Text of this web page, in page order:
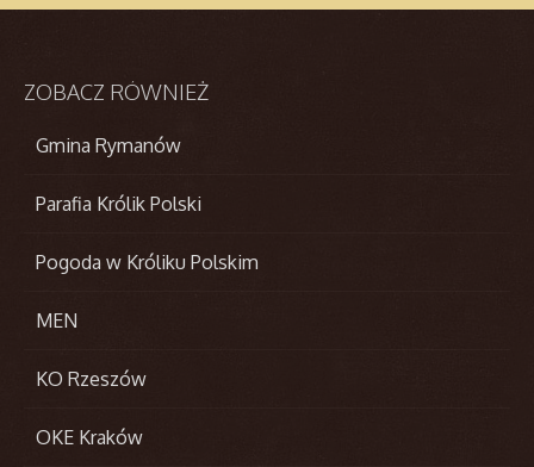
ZOBACZ RÓWNIEŻ
Gmina Rymanów
Parafia Królik Polski
Pogoda w Króliku Polskim
MEN
KO Rzeszów
OKE Kraków